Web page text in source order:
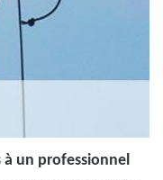
à un professionnel